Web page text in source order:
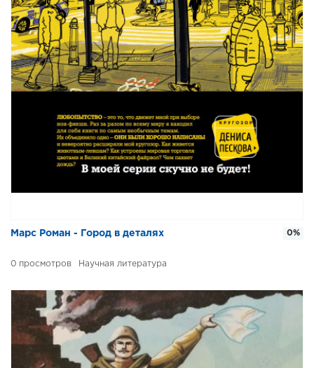
Марс Роман - Город в деталях
0 Научная литература
0%